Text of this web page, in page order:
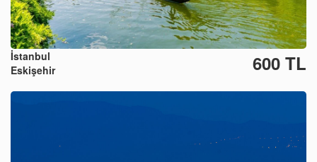
İstanbul
Eskişehir
600 TL